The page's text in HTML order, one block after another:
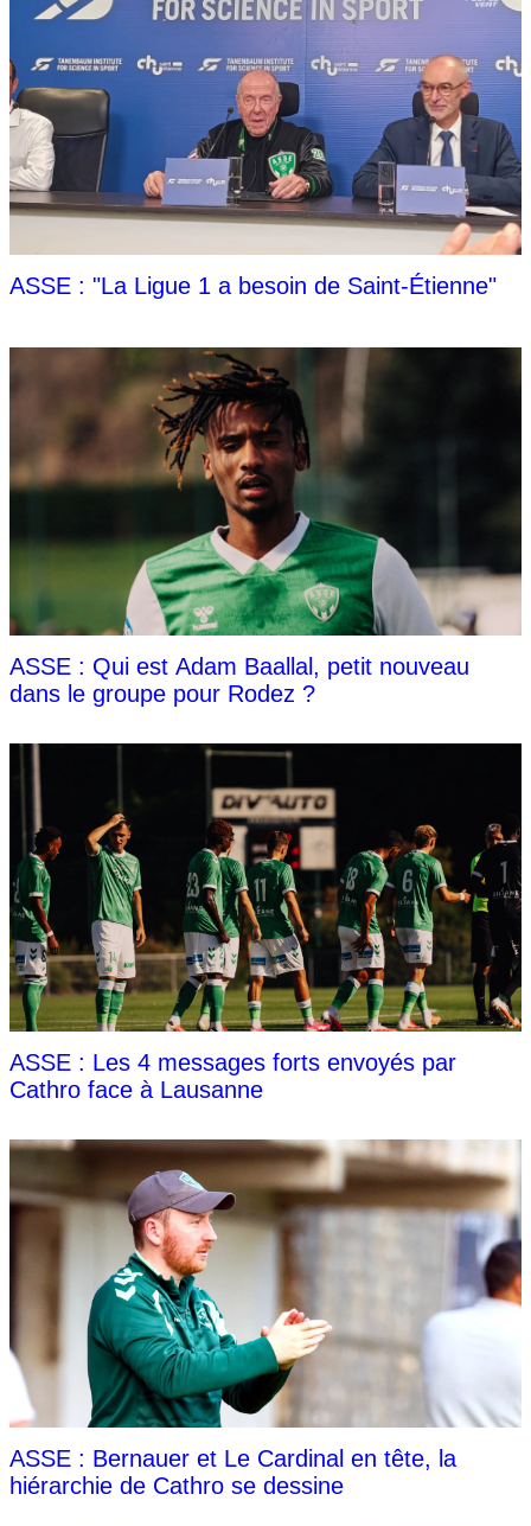
ASSE : "La Ligue 1 a besoin de Saint-Étienne"
ASSE : Qui est Adam Baallal, petit nouveau
dans le groupe pour Rodez ?
ASSE : Les 4 messages forts envoyés par
Cathro face à Lausanne
ASSE : Bernauer et Le Cardinal en tête, la
hiérarchie de Cathro se dessine